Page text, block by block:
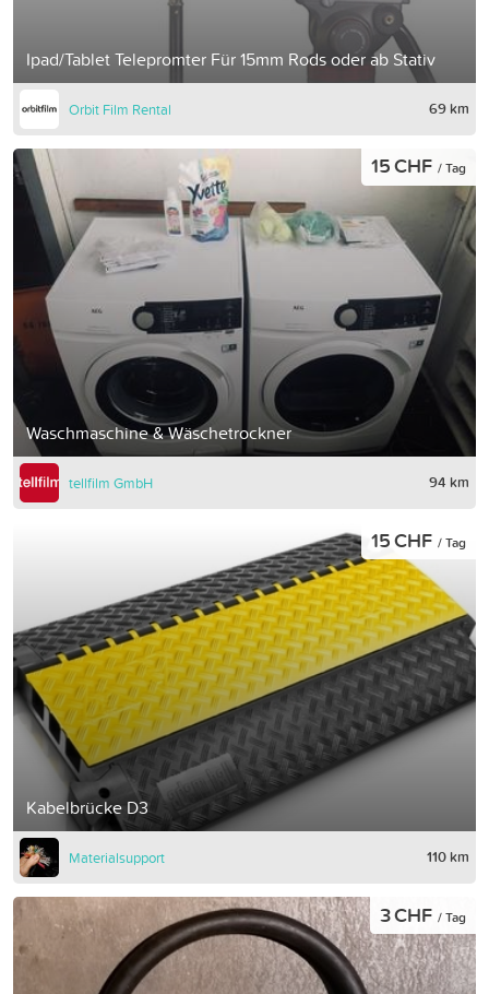
Ipad/Tablet Telepromter Für 15mm Rods oder ab Stativ
Orbit Film Rental 69 km
Waschmaschine & Wäschetrockner
15 CHF / Tag
tellfilm GmbH 94 km
Kabelbrücke D3
15 CHF / Tag
Materialsupport 110 km
3 CHF / Tag